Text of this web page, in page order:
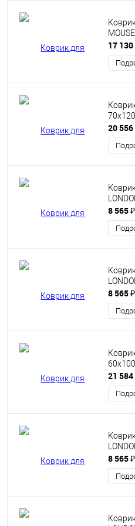
17 130
20 556
8 565 ₽
8 565 ₽
21 584
8 565 ₽